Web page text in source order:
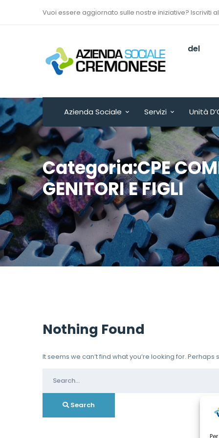
Vuoi essere aggiornato sulle nostre iniziative? Iscriviti
Via Sant’Antonio del
Fuoco n. 9/A
Cremona - ITALY
Azienda Sociale Servizi Unità
Categoria:CPE
GENITORI E FIGLI
Nothing Found
It seems we can’t find what you’re looking for.
for:
Search